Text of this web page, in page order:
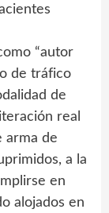
“autor
de tráfico
de
real
arma de
a la
en
alojados en